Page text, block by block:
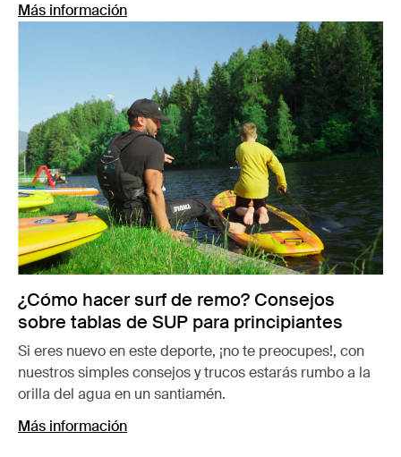
Más información
¿Cómo hacer surf de remo? Consejos
sobre tablas de SUP para principiantes
Si eres nuevo en este deporte, ¡no te preocupes!, con
nuestros simples consejos y trucos estarás rumbo a la
orilla del agua en un santiamén.
Más información